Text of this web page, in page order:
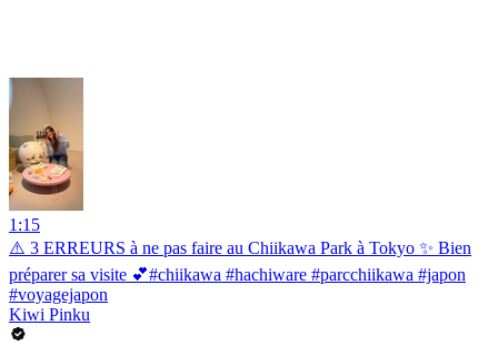
1:15
⚠️ 3 ERREURS à ne pas faire au Chiikawa Park à Tokyo ✨ Bien
préparer sa visite 💕#chiikawa #hachiware #parcchiikawa #japon
#voyagejapon
Kiwi Pinku